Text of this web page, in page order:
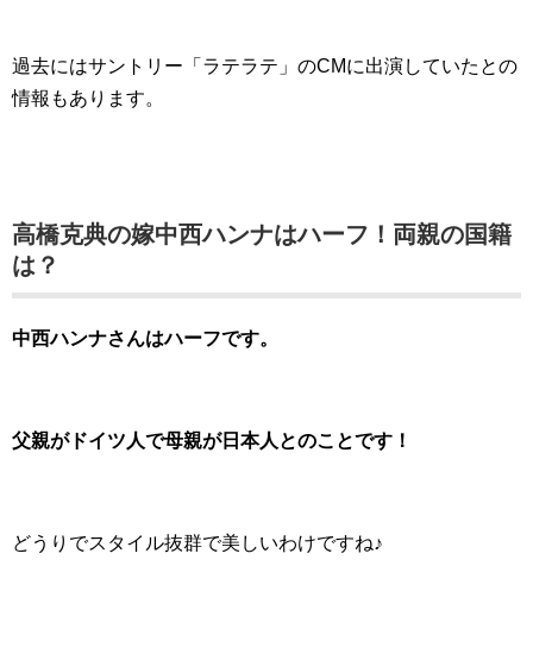
過去にはサントリー「ラテラテ」のCMに出演していたとの
情報もあります。
高橋克典の嫁中西ハンナはハーフ！両親の国籍
は？
中西ハンナさんはハーフです。
父親がドイツ人で母親が日本人とのことです！
どうりでスタイル抜群で美しいわけですね♪